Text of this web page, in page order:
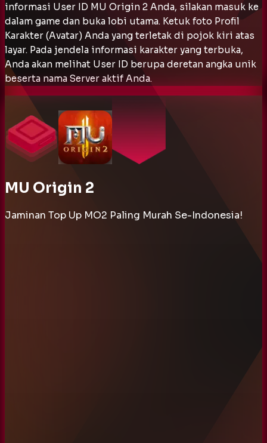
informasi User ID MU Origin 2 Anda, silakan masuk ke
dalam game dan buka lobi utama. Ketuk foto Profil
Karakter (Avatar) Anda yang terletak di pojok kiri atas
layar. Pada jendela informasi karakter yang terbuka,
Anda akan melihat User ID berupa deretan angka unik
beserta nama Server aktif Anda.
MU Origin 2
Jaminan Top Up MO2 Paling Murah Se-Indonesia!